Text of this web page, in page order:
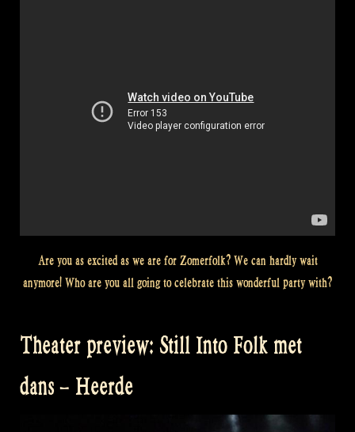
Are you as excited as we are for Zomerfolk? We can hardly wait
anymore! Who are you all going to celebrate this wonderful party with?
Theater preview: Still Into Folk met
dans – Heerde